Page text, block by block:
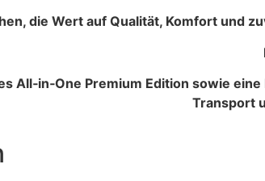
die Wert auf Qualität, Komfort und
All‑in‑One Premium Edition sowie eine
Transport